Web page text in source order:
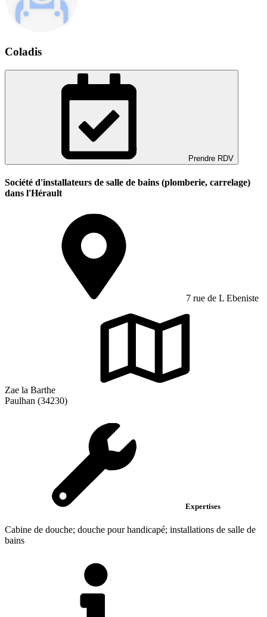
Coladis
Prendre RDV
Société d'installateurs de salle de bains (plomberie, carrelage)
dans l'Hérault
7 rue de L Ebeniste
Zae la Barthe
Paulhan (34230)
Expertises
Cabine de douche; douche pour handicapé; installations de salle de
bains